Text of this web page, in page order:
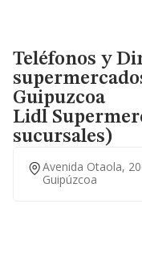
Teléfonos y
Guipuzcoa
Lidl
sucursales)
Avenida Otaola,
Guipúzcoa